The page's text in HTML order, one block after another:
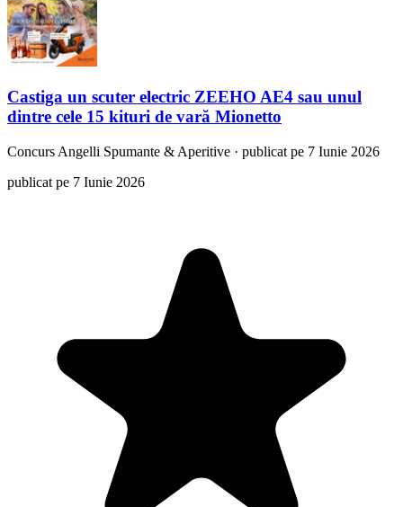
Castiga un scuter electric ZEEHO AE4 sau unul
dintre cele 15 kituri de vară Mionetto
Concurs Angelli Spumante & Aperitive · publicat pe 7 Iunie 2026
publicat pe 7 Iunie 2026